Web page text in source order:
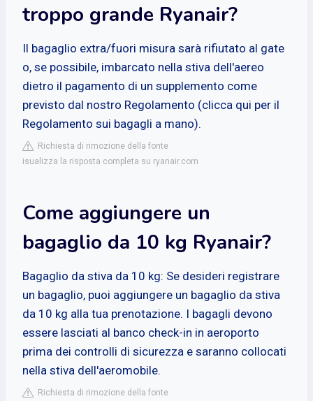
troppo grande Ryanair?
Il bagaglio extra/fuori misura sarà rifiutato al gate
o, se possibile, imbarcato nella stiva dell'aereo
dietro il pagamento di un supplemento come
previsto dal nostro Regolamento (clicca qui per il
Regolamento sui bagagli a mano).
Richiesta di rimozione della fonte
isualizza la risposta completa su ryanair.com
Come aggiungere un
bagaglio da 10 kg Ryanair?
Bagaglio da stiva da 10 kg: Se desideri registrare
un bagaglio, puoi aggiungere un bagaglio da stiva
da 10 kg alla tua prenotazione. I bagagli devono
essere lasciati al banco check-in in aeroporto
prima dei controlli di sicurezza e saranno collocati
nella stiva dell'aeromobile.
Richiesta di rimozione della fonte